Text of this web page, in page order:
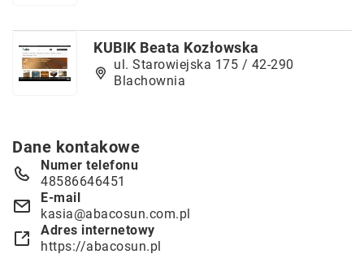
KUBIK Beata Kozłowska
ul. Starowiejska 175 / 42-290
Blachownia
Dane kontakowe
Numer telefonu
48586646451
E-mail
kasia@abacosun.com.pl
Adres internetowy
https://abacosun.pl